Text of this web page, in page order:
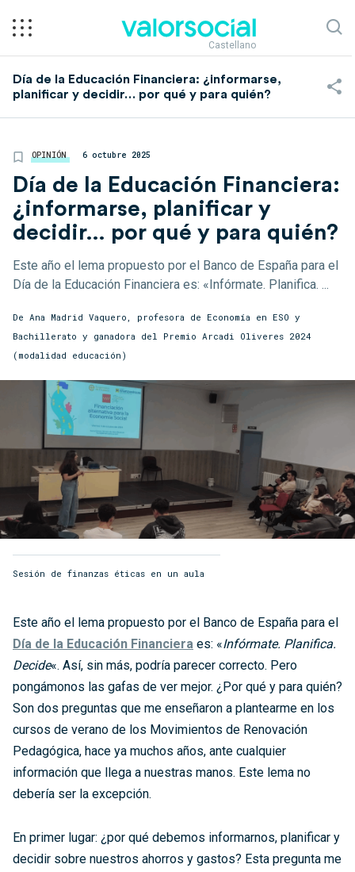
Castellano
Día de la Educación Financiera: ¿informarse,
planificar y decidir… por qué y para quién?
OPINIÓN 6 octubre 2025
Día de la Educación Financiera:
¿informarse, planificar y
decidir… por qué y para quién?
Este año el lema propuesto por el Banco de España para el
Día de la Educación Financiera es: «Infórmate. Planifica. ...
De Ana Madrid Vaquero, profesora de Economía en ESO y
Bachillerato y ganadora del Premio Arcadi Oliveres 2024
(modalidad educación)
Sesión de finanzas éticas en un aula
Este año el lema propuesto por el Banco de España para el
Día de la Educación Financiera es: «Infórmate. Planifica.
Decide«. Así, sin más, podría parecer correcto. Pero
pongámonos las gafas de ver mejor. ¿Por qué y para quién?
Son dos preguntas que me enseñaron a plantearme en los
cursos de verano de los Movimientos de Renovación
Pedagógica, hace ya muchos años, ante cualquier
información que llega a nuestras manos. Este lema no
debería ser la excepción.
En primer lugar: ¿por qué debemos informarnos, planificar y
decidir sobre nuestros ahorros y gastos? Esta pregunta me